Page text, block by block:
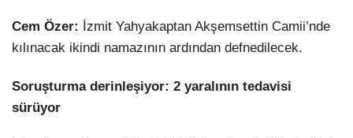
Cem Özer: İzmit Yahyakaptan Akşemsettin Camii’nde
kılınacak ikindi namazının ardından defnedilecek.
Soruşturma derinleşiyor: 2 yaralının tedavisi
sürüyor